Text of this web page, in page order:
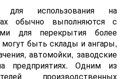
использования на
обычно выполняются с
для перекрытия более
быть склады и ангары,
автомойки, заводские
предприятиях. Одним из
производственных